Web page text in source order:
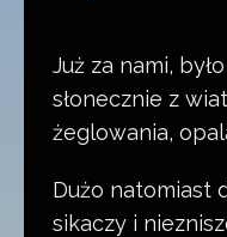
Już za nami,
słonecznie z
żeglowania,
Dużo natomiast
sikaczy i